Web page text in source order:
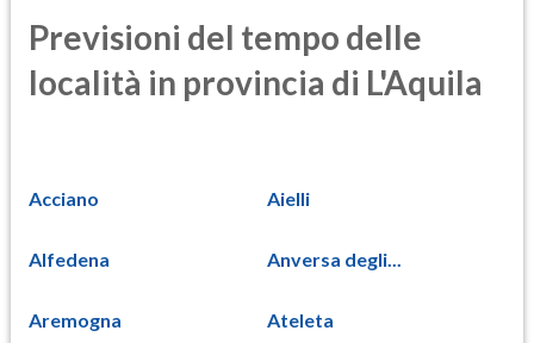
Previsioni del tempo delle
località in provincia di L'Aquila
Acciano Aielli
Alfedena Anversa degli...
Aremogna Ateleta